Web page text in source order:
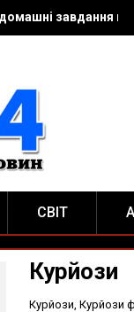
отфильтровать?
СВІТ
Курйози
Курйози, Курйози